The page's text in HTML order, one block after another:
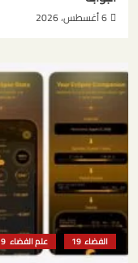
6 أغسطس، 2026
الفضاء علم الفضاء